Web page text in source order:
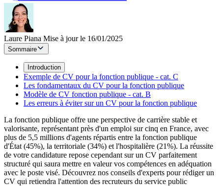
Laure Piana Mise à jour le 16/01/2025
Sommaire
Introduction
Exemple de CV pour la fonction publique - cat. C
Les fondamentaux du CV pour la fonction publique
Modèle de CV fonction publique - cat. B
Les erreurs à éviter sur un CV pour la fonction publique
La fonction publique offre une perspective de carrière stable et
valorisante, représentant près d'un emploi sur cinq en France, avec
plus de 5,5 millions d'agents répartis entre la fonction publique
d'État (45%), la territoriale (34%) et l'hospitalière (21%). La réussite
de votre candidature repose cependant sur un CV parfaitement
structuré qui saura mettre en valeur vos compétences en adéquation
avec le poste visé. Découvrez nos conseils d'experts pour rédiger un
CV qui retiendra l'attention des recruteurs du service public